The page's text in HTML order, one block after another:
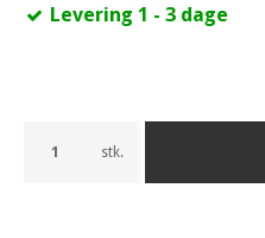
Levering 1 - 3 dage
stk.